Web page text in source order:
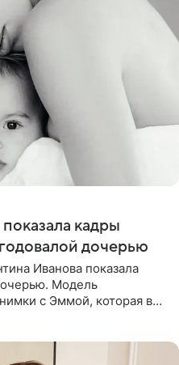
кадры
дочерью
Иванова показала
Модель
с Эммой, которая в